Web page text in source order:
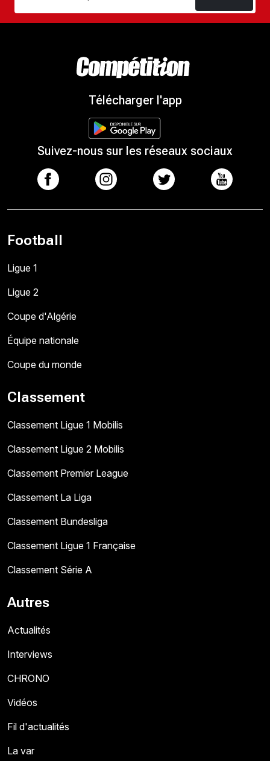
Télécharger l'app
Suivez-nous sur les réseaux sociaux
Football
Ligue 1
Ligue 2
Coupe d'Algérie
Équipe nationale
Coupe du monde
Classement
Classement Ligue 1 Mobilis
Classement Ligue 2 Mobilis
Classement Premier League
Classement La Liga
Classement Bundesliga
Classement Ligue 1 Française
Classement Série A
Autres
Actualités
Interviews
CHRONO
Vidéos
Fil d'actualités
La var